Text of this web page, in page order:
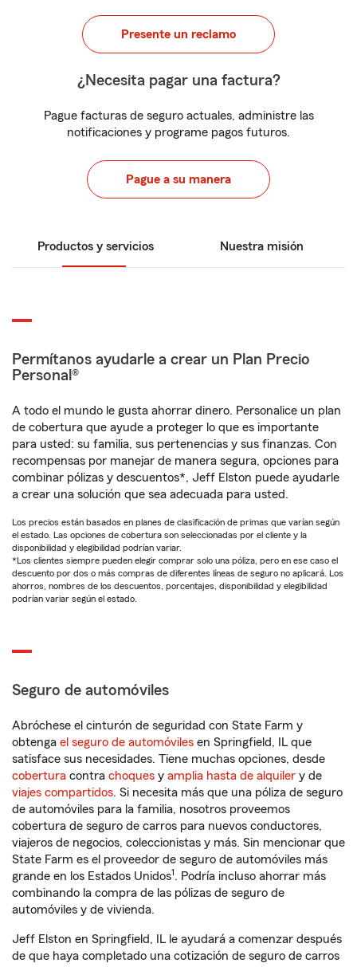
Presente un reclamo
¿Necesita pagar una factura?
Pague facturas de seguro actuales, administre las
notificaciones y programe pagos futuros.
Pague a su manera
Productos y servicios Nuestra misión
Permítanos ayudarle a crear un Plan Precio
Personal®
A todo el mundo le gusta ahorrar dinero. Personalice un plan
de cobertura que ayude a proteger lo que es importante
para usted: su familia, sus pertenencias y sus finanzas. Con
recompensas por manejar de manera segura, opciones para
combinar pólizas y descuentos*, Jeff Elston puede ayudarle
a crear una solución que sea adecuada para usted.
Los precios están basados en planes de clasificación de primas que varían según
el estado. Las opciones de cobertura son seleccionadas por el cliente y la
disponibilidad y elegibilidad podrían variar.
*Los clientes siempre pueden elegir comprar solo una póliza, pero en ese caso el
descuento por dos o más compras de diferentes líneas de seguro no aplicará. Los
ahorros, nombres de los descuentos, porcentajes, disponibilidad y elegibilidad
podrían variar según el estado.
Seguro de automóviles
Abróchese el cinturón de seguridad con State Farm y
obtenga el seguro de automóviles en Springfield, IL que
satisface sus necesidades. Tiene muchas opciones, desde
cobertura contra choques y amplia hasta de alquiler y de
viajes compartidos. Si necesita más que una póliza de seguro
de automóviles para la familia, nosotros proveemos
cobertura de seguro de carros para nuevos conductores,
viajeros de negocios, coleccionistas y más. Sin mencionar que
State Farm es el proveedor de seguro de automóviles más
grande en los Estados Unidos1. Podría incluso ahorrar más
combinando la compra de las pólizas de seguro de
automóviles y de vivienda.
Jeff Elston en Springfield, IL le ayudará a comenzar después
de que haya completado una cotización de seguro de carros